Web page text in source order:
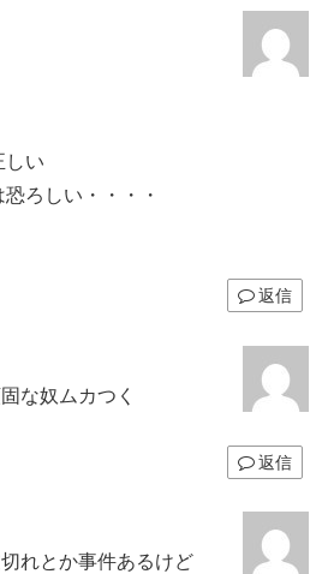
しい
ろしい・・・・
返信
な奴ムカつく
返信
れとか事件あるけど